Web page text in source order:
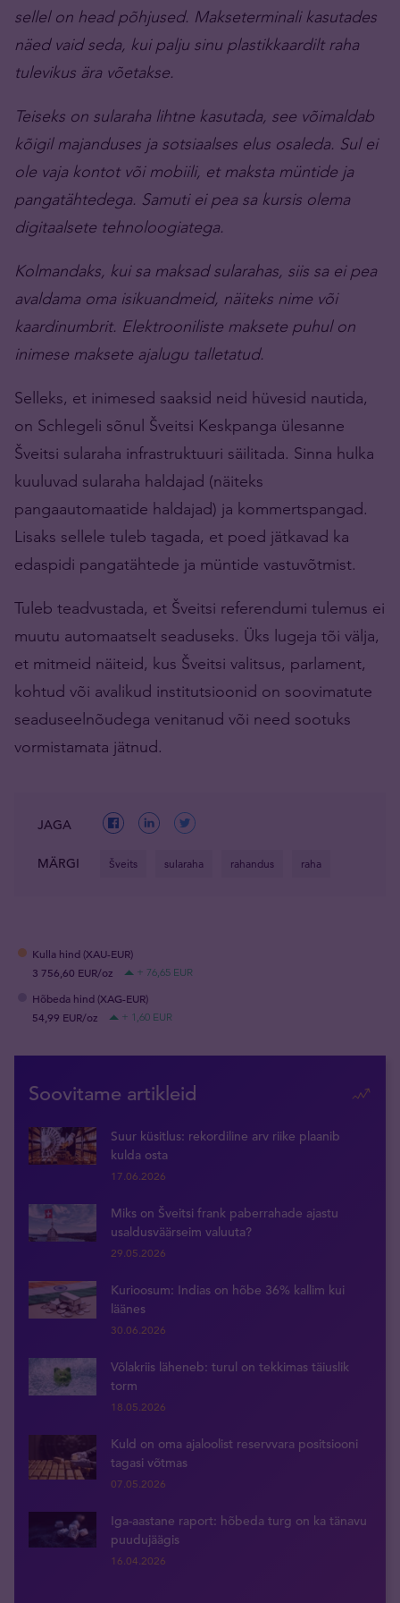
sellel on head põhjused. Makseterminali kasutades
näed vaid seda, kui palju sinu plastikkaardilt raha
tulevikus ära võetakse.
Teiseks on sularaha lihtne kasutada, see võimaldab
kõigil majanduses ja sotsiaalses elus osaleda. Sul ei
ole vaja kontot või mobiili, et maksta müntide ja
pangatähtedega. Samuti ei pea sa kursis olema
digitaalsete tehnoloogiatega.
Kolmandaks, kui sa maksad sularahas, siis sa ei pea
avaldama oma isikuandmeid, näiteks nime või
kaardinumbrit. Elektrooniliste maksete puhul on
inimese maksete ajalugu talletatud.
Selleks, et inimesed saaksid neid hüvesid nautida,
on Schlegeli sõnul Šveitsi Keskpanga ülesanne
Šveitsi sularaha infrastruktuuri säilitada. Sinna hulka
kuuluvad sularaha haldajad (näiteks
pangaautomaatide haldajad) ja kommertspangad.
Lisaks sellele tuleb tagada, et poed jätkavad ka
edaspidi pangatähtede ja müntide vastuvõtmist.
Tuleb teadvustada, et Šveitsi referendumi tulemus ei
muutu automaatselt seaduseks. Üks lugeja tõi välja,
et mitmeid näiteid, kus Šveitsi valitsus, parlament,
kohtud või avalikud institutsioonid on soovimatute
seaduseelnõudega venitanud või need sootuks
vormistamata jätnud.
JAGA
MÄRGI Šveits sularaha rahandus raha
Kulla hind (XAU-EUR)
3 756,60 EUR/oz
+ 76,65 EUR
Hõbeda hind (XAG-EUR)
54,99 EUR/oz
+ 1,60 EUR
Soovitame artikleid
Suur küsitlus: rekordiline arv riike plaanib
kulda osta
17.06.2026
Miks on Šveitsi frank paberrahade ajastu
usaldusväärseim valuuta?
29.05.2026
Kurioosum: Indias on hõbe 36% kallim kui
läänes
30.06.2026
Võlakriis läheneb: turul on tekkimas täiuslik
torm
18.05.2026
Kuld on oma ajaloolist reservvara positsiooni
tagasi võtmas
07.05.2026
Iga-aastane raport: hõbeda turg on ka tänavu
puudujäägis
16.04.2026